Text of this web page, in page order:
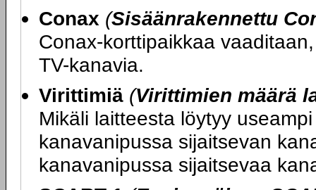
Conax (Sisäänrakennettu
Conax-korttipaikkaa
TV-kanavia.
Virittimiä (Virittimien määrä
Mikäli laitteesta löytyy
kanavanipussa sijaitsevan
kanavanipussa sijaitsevaa